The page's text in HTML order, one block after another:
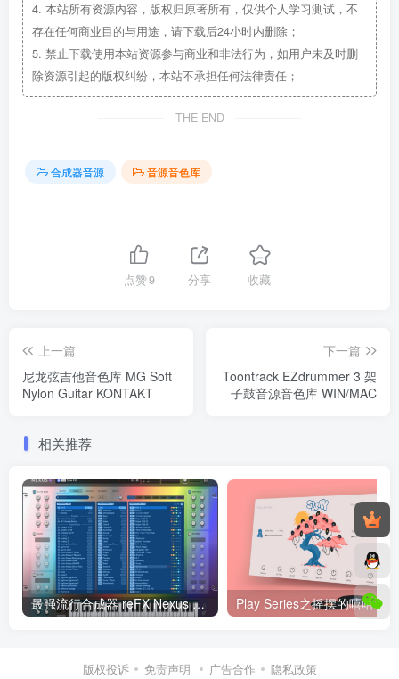
4. 本站所有资源内容，版权归原著所有，仅供个人学习测试，不
存在任何商业目的与用途，请下载后24小时内删除；
5. 禁止下载使用本站资源参与商业和非法行为，如用户未及时删
除资源引起的版权纠纷，本站不承担任何法律责任；
THE END
合成器音源 音源音色库
点赞9 分享 收藏
上一篇
尼龙弦吉他音色库 MG Soft
Nylon Guitar KONTAKT
下一篇
Toontrack EZdrummer 3 架
子鼓音源音色库 WIN/MAC
相关推荐
最强流行合成器 reFX Nexus v4.5.13 WIN（更新Rev2修复版）
版权投诉 免责声明 广告合作 隐私政策